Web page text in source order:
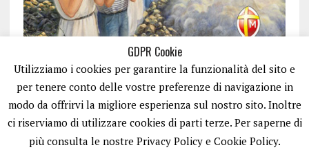
ISCRIVITI
GDPR Cookie
Utilizziamo i cookies per garantire la funzionalità del sito e
per tenere conto delle vostre preferenze di navigazione in
modo da offrirvi la migliore esperienza sul nostro sito. Inoltre
ci riserviamo di utilizzare cookies di parti terze. Per saperne di
più consulta le nostre Privacy Policy e Cookie Policy.